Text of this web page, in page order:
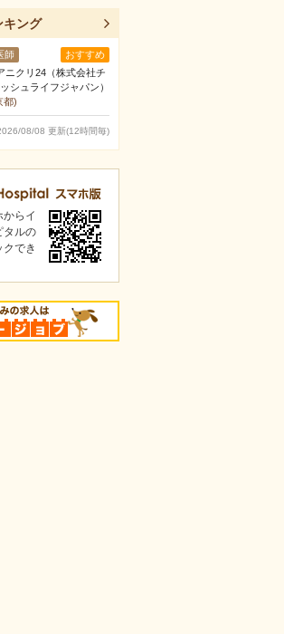
キング
おすすめ
師
ニクリ24（株式会社チ
シュライフジャパン）
都)
08/08 更新(12時間毎)
らイ
タルの
でき